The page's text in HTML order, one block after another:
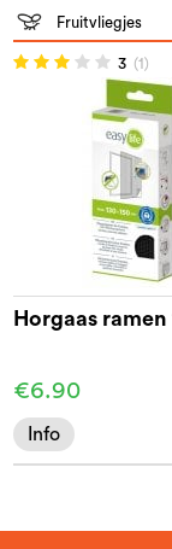
Fruitvliegjes
3 (1)
Horgaas ramen
€6.90
Info